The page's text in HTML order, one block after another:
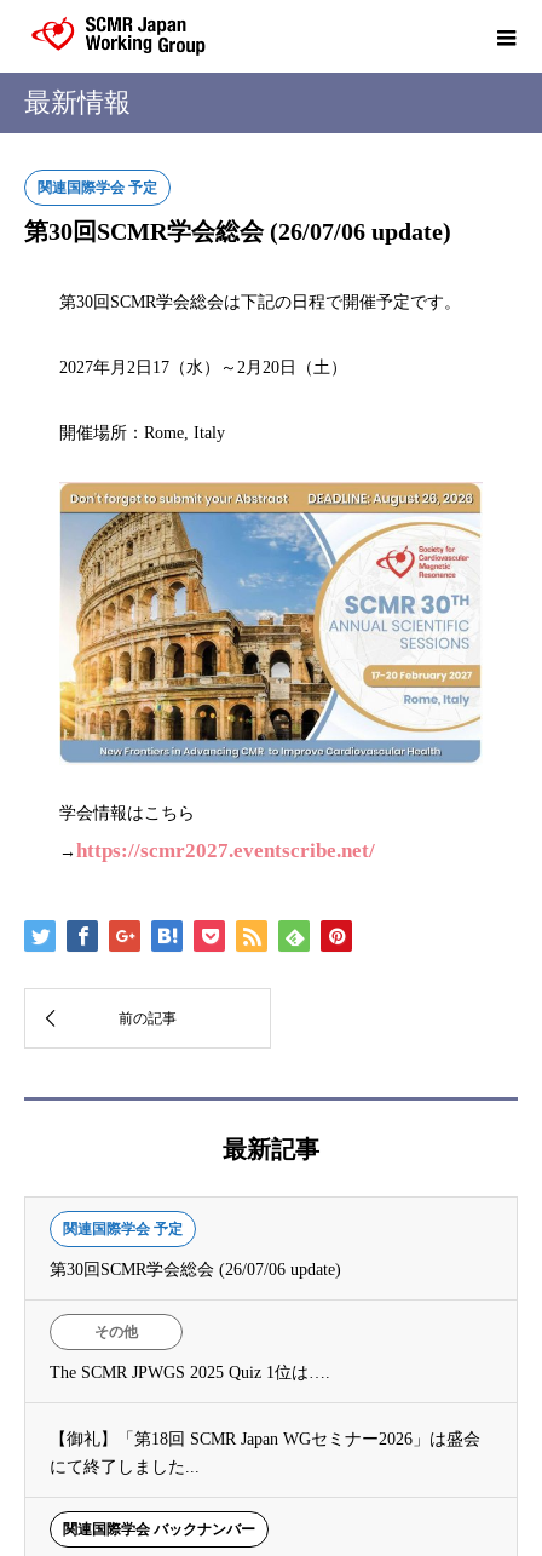
最新情報
関連国際学会 予定
第30回SCMR学会総会 (26/07/06 update)
第30回SCMR学会総会は下記の日程で開催予定です。
2027年月2日17（水）～2月20日（土）
開催場所：Rome, Italy
学会情報はこちら
→ https://scmr2027.eventscribe.net/
最新記事
関連国際学会 予定
第30回SCMR学会総会 (26/07/06 update)
その他
The SCMR JPWGS 2025 Quiz 1位は….
【御礼】「第18回 SCMR Japan WGセミナー2026」は盛会
にて終了しました...
関連国際学会 バックナンバー